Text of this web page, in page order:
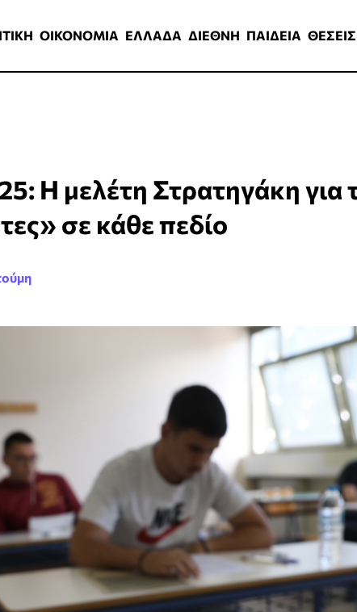
ΟΙΚΟΝΟΜΙΑ ΕΛΛΑΔΑ ΔΙΕΘΝΗ ΠΑΙΔΕΙΑ
Η μελέτη Στρατηγάκη για
σε κάθε πεδίο